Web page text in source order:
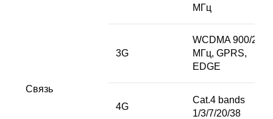
Связь
МГц
3G
WCDMA 900/2100
МГц, GPRS,
EDGE
4G
Cat.4 bands
1/3/7/20/38